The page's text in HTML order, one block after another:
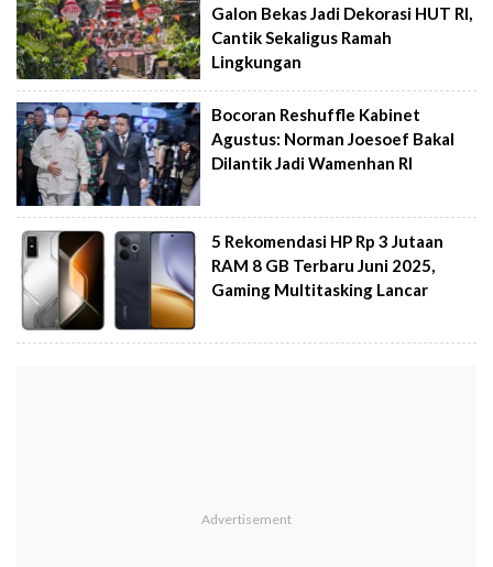
Galon Bekas Jadi Dekorasi HUT RI,
Cantik Sekaligus Ramah
Lingkungan
Bocoran Reshuffle Kabinet
Agustus: Norman Joesoef Bakal
Dilantik Jadi Wamenhan RI
5 Rekomendasi HP Rp 3 Jutaan
RAM 8 GB Terbaru Juni 2025,
Gaming Multitasking Lancar